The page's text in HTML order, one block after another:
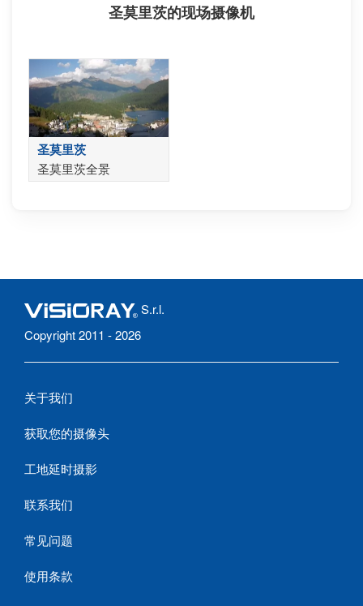
圣莫里茨的现场摄像机
圣莫里茨
圣莫里茨全景
S.r.l.
Copyright 2011 - 2026
关于我们
获取您的摄像头
工地延时摄影
联系我们
常见问题
使用条款